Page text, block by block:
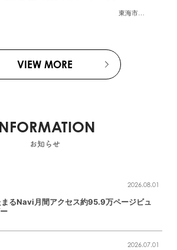
東海市
,大府市
VIEW MORE
お知らせ
2026.08.01
まるNavi月間アクセス約95.9万ページビュ
2026.07.01